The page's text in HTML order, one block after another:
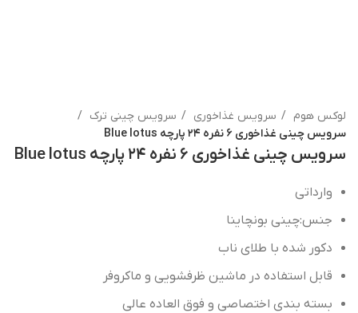
لوکس هوم سرویس غذاخوری
سرویس چینی ترک
سرویس چینی غذاخوری ۶ نفره ۲۴ پارچه Blue lotus
سرویس چینی غذاخوری ۶ نفره ۲۴ پارچه Blue lotus
وارداتی
جنس:چینی بونچاینا
دکور شده با طلای ناب
قابل استفاده در ماشین ظرفشویی و ماکروفر
بسته بندی اختصاصی و فوق العاده عالی